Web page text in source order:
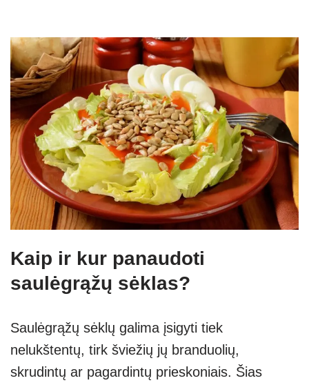
Kaip ir kur panaudoti
saulėgrąžų sėklas?
Saulėgrąžų sėklų galima įsigyti tiek
nelukštentų, tirk šviežių jų branduolių,
skrudintų ar pagardintų prieskoniais. Šias